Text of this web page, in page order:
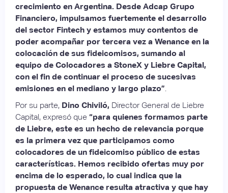
crecimiento en Argentina. Desde Adcap Grupo
Financiero, impulsamos fuertemente el desarrollo
del sector Fintech y estamos muy contentos de
poder acompañar por tercera vez a Wenance en la
colocación de sus fideicomisos, sumando al
equipo de Colocadores a StoneX y Liebre Capital,
con el fin de continuar el proceso de sucesivas
emisiones en el mediano y largo plazo”
Por su parte, Dino Chiviló, Director General de Liebre
Capital, expresó que “para quienes formamos parte
de Liebre, este es un hecho de relevancia porque
es la primera vez que participamos como
colocadores de un fideicomiso público de estas
características. Hemos recibido ofertas muy por
encima de lo esperado, lo cual indica que la
propuesta de Wenance resulta atractiva y que hay